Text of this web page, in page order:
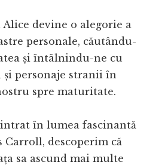
Alice devine o alegorie a
personale, căutându-
și întâlnindu-ne cu
și personaje stranii în
spre maturitate.
intrat în lumea fascinantă
Carroll, descoperim că
sa ascund mai multe